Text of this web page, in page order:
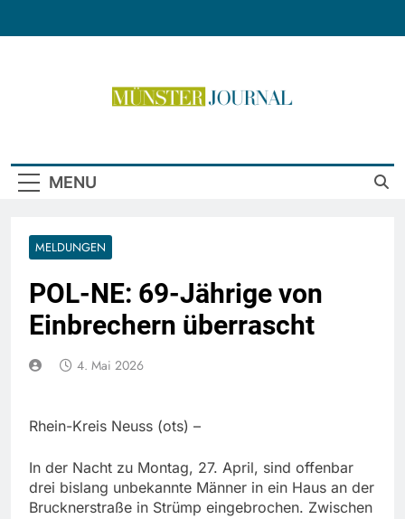
MENU
MELDUNGEN
POL-NE: 69-Jährige von
Einbrechern überrascht
4. Mai 2026
Rhein-Kreis Neuss (ots) –
In der Nacht zu Montag, 27. April, sind offenbar
drei bislang unbekannte Männer in ein Haus an der
Brucknerstraße in Strümp eingebrochen. Zwischen